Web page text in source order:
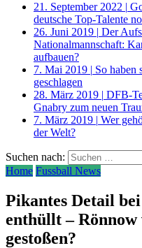
21. September 2022 |
deutsche Top-Talente
26. Juni 2019 | Der
Nationalmannschaft:
aufbauen?
7. Mai 2019 | So haben
geschlagen
28. März 2019 | DFB-
Gnabry zum neuen
7. März 2019 | Wer
der Welt?
Suchen nach:
Home Fussball News
Pikantes Detail
enthüllt –
gestoßen?